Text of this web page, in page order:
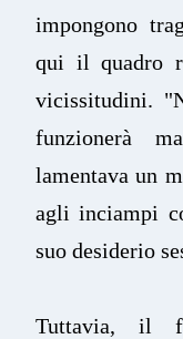
impongono
qui il quadro
vicissitudini.
funzionerà
lamentava un
agli inciampi
suo desiderio
Tuttavia, il